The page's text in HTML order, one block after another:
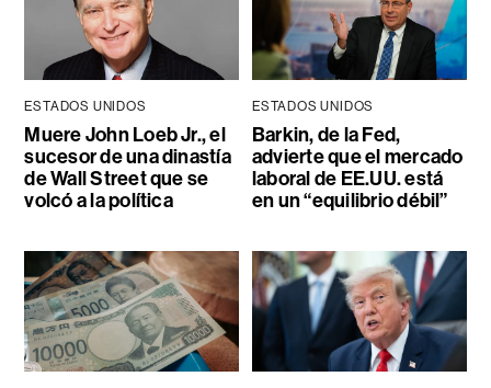
ESTADOS UNIDOS
Muere John Loeb Jr., el
sucesor de una dinastía
de Wall Street que se
volcó a la política
ESTADOS UNIDOS
Barkin, de la Fed,
advierte que el mercado
laboral de EE.UU. está
en un “equilibrio débil”